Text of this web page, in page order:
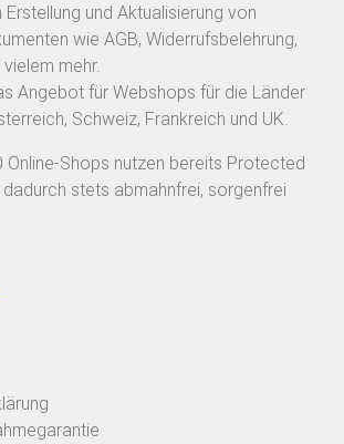
und Aktualisierung von
wie AGB, Widerrufsbelehrung,
mehr.
Angebot für Webshops für die Länder
Schweiz, Frankreich und UK.
Online-Shops nutzen bereits Protected
stets abmahnfrei, sorgenfrei